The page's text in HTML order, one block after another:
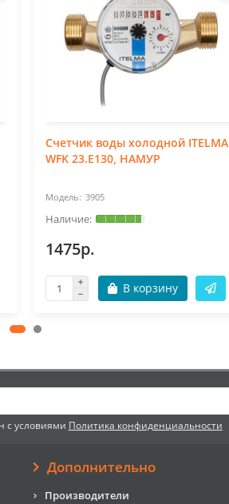
Счетчик воды холодной ITELMA
WFK 23.E130, НАМУР
3905
1475р.
В корзину
с условиями Политика конфиденциальности
Дополнительно
Производители